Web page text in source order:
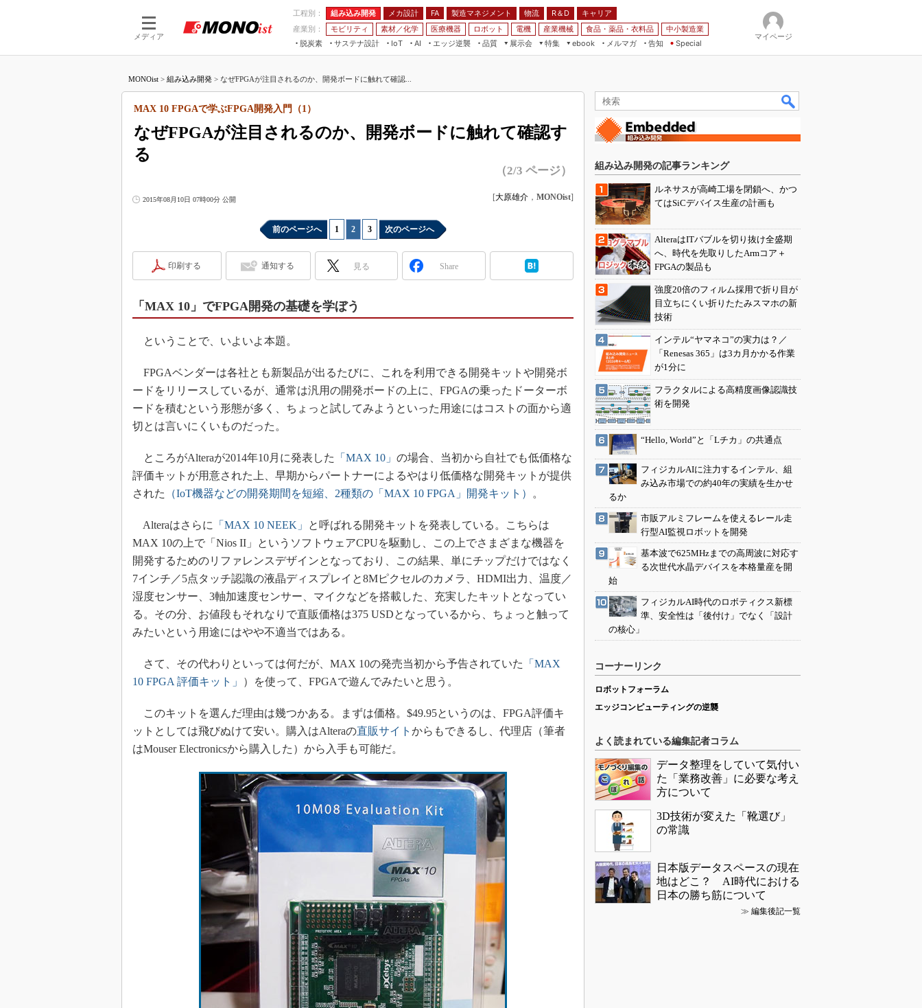
メディア
工程別： 組み込み開発 メカ設計 FA 製造マネジメント 物流 R＆D
キャリア
産業別：
モビリティ 素材／化学 医療機器 ロボット 電機 産業機械 食品・薬品・衣料品
中小製造業
脱炭素
サステナ設計
IoT
つながる工場
つながるサービス
AI
AI×設備保全
Physical AI
エッジ逆襲 品質
展示会
JIMTOF
IIFES
スマート工場EXPO
日本ものづくりワールド
産業オープンネット展
特集
つながるクルマ
VR／AR
フィールドサービス
Windows Embedded
ISO26262
インダストリー4.0
イノベーション
植物工場
知財マネジメント
グローバル設計・開発
制御セキュリティ
新型コロナへの対応
ebook
FA
モビリティ
メルマガ
告知 Special
マイページ
MONOist > 組み込み開発 > なぜFPGAが注目されるのか、開発ボードに触れて確認...
なぜFPGAが注目されるのか、開発ボードに触れて確認す
る
MAX 10 FPGAで学ぶFPGA開発入門（1）
（2/3 ページ）
2015年08月10日 07時00分 公開 [大原雄介 ， MONOist]
前のページへ 1 2 3 次のページへ
印刷する 通知する 見る Share
「MAX 10」でFPGA開発の基礎を学ぼう
ということで、いよいよ本題。
FPGAベンダーは各社とも新製品が出るたびに、これを利用できる開発キットや開発ボ
ードをリリースしているが、通常は汎用の開発ボードの上に、FPGAの乗ったドーターボ
ードを積むという形態が多く、ちょっと試してみようといった用途にはコストの面から適
切とは言いにくいものだった。
ところがAlteraが2014年10月に発表した 「MAX 10」 の場合、当初から自社でも低価格な
評価キットが用意された上、早期からパートナーによるやはり低価格な開発キットが提供
された
（IoT機器などの開発期間を短縮、2種類の「MAX 10 FPGA」開発キット） 。
Alteraはさらに 「MAX 10 NEEK」
と呼ばれる開発キットを発表している。こちらは
MAX 10の上で「Nios II」というソフトウェアCPUを駆動し、この上でさまざまな機器を
開発するためのリファレンスデザインとなっており、この結果、単にチップだけではなく
7インチ／5点タッチ認識の液晶ディスプレイと8Mピクセルのカメラ、HDMI出力、温度／
湿度センサー、3軸加速度センサー、マイクなどを搭載した、充実したキットとなってい
る。その分、お値段もそれなりで直販価格は375 USDとなっているから、ちょっと触って
みたいという用途にはやや不適当ではある。
さて、その代わりといっては何だが、MAX 10の発売当初から予告されていた
「MAX
10 FPGA 評価キット」
）を使って、FPGAで遊んでみたいと思う。
このキットを選んだ理由は幾つかある。まずは価格。$49.95というのは、FPGA評価キ
ットとしては飛びぬけて安い。購入はAlteraの直販サイト からもできるし、代理店（筆者
はMouser Electronicsから購入した）から入手も可能だ。
組み込み開発の記事ランキング
ルネサスが高崎工場を閉鎖へ、かつ
てはSiCデバイス生産の計画も
AlteraはITバブルを切り抜け全盛期
へ、時代を先取りしたArmコア＋
FPGAの製品も
強度20倍のフィルム採用で折り目が
目立ちにくい折りたたみスマホの新
技術
インテル“ヤマネコ”の実力は？／
「Renesas 365」は3カ月かかる作業
が1分に
フラクタルによる高精度画像認識技
術を開発
“Hello, World”と「Lチカ」の共通点
フィジカルAIに注力するインテル、組
み込み市場での約40年の実績を生かせ
るか
市販アルミフレームを使えるレール走
行型AI監視ロボットを開発
基本波で625MHzまでの高周波に対応す
る次世代水晶デバイスを本格量産を開
始
フィジカルAI時代のロボティクス新標
準、安全性は「後付け」でなく「設計
の核心」
コーナーリンク
ロボットフォーラム
エッジコンピューティングの逆襲
よく読まれている編集記者コラム
データ整理をしていて気付い
た「業務改善」に必要な考え
方について
3D技術が変えた「靴選び」
の常識
日本版データスペースの現在
地はどこ？ AI時代における
日本の勝ち筋について
≫ 編集後記一覧